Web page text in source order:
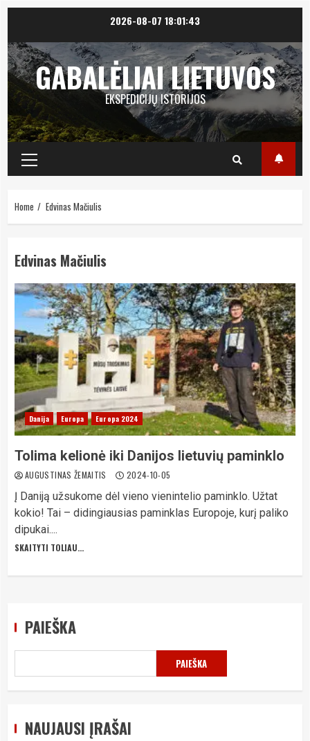
content
2026-08-07 18:01:43
GABALĖLIAI LIETUVOS
EKSPEDICIJŲ ISTORIJOS
Primary
Menu
Home Edvinas Mačiulis
Edvinas Mačiulis
Danija Europa Europa 2024
Tolima kelionė iki Danijos lietuvių paminklo
AUGUSTINAS ŽEMAITIS 2024-10-05
Į Daniją užsukome dėl vieno vienintelio paminklo. Užtat
kokio! Tai – didingiausias paminklas Europoje, kurį paliko
dipukai....
SKAITYTI TOLIAU...
PAIEŠKA
PAIEŠKA
NAUJAUSI ĮRAŠAI